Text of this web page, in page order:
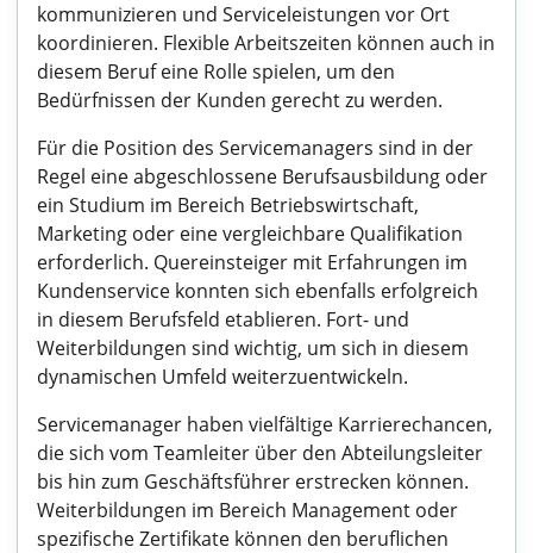
kommunizieren und Serviceleistungen vor Ort
koordinieren. Flexible Arbeitszeiten können auch in
diesem Beruf eine Rolle spielen, um den
Bedürfnissen der Kunden gerecht zu werden.
Für die Position des Servicemanagers sind in der
Regel eine abgeschlossene Berufsausbildung oder
ein Studium im Bereich Betriebswirtschaft,
Marketing oder eine vergleichbare Qualifikation
erforderlich. Quereinsteiger mit Erfahrungen im
Kundenservice konnten sich ebenfalls erfolgreich
in diesem Berufsfeld etablieren. Fort- und
Weiterbildungen sind wichtig, um sich in diesem
dynamischen Umfeld weiterzuentwickeln.
Servicemanager haben vielfältige Karrierechancen,
die sich vom Teamleiter über den Abteilungsleiter
bis hin zum Geschäftsführer erstrecken können.
Weiterbildungen im Bereich Management oder
spezifische Zertifikate können den beruflichen